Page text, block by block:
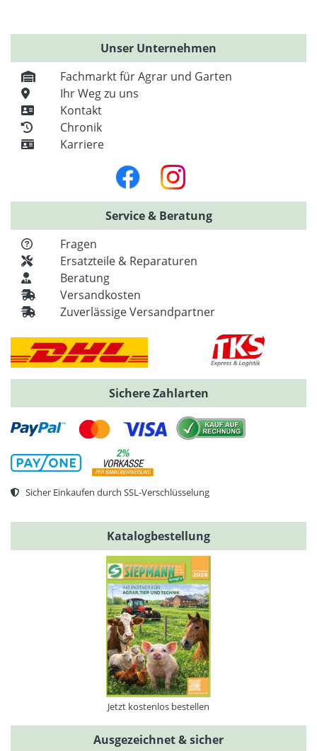
Unser Unternehmen
Fachmarkt für Agrar und Garten
Ihr Weg zu uns
Kontakt
Chronik
Karriere
Service & Beratung
Fragen
Ersatzteile & Reparaturen
Beratung
Versandkosten
Zuverlässige Versandpartner
Sichere Zahlarten
Sicher Einkaufen durch SSL-Verschlüsselung
Katalogbestellung
Jetzt kostenlos bestellen
Ausgezeichnet & sicher